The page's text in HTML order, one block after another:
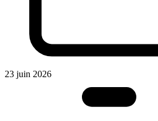
23 juin 2026